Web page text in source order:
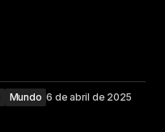
Mundo 6 de abril de 2025